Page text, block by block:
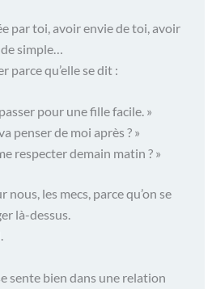
par toi, avoir envie de toi, avoir
simple…
parce qu’elle se dit :
pour une fille facile. »
penser de moi après ? »
respecter demain matin ? »
nous, les mecs, parce qu’on se
là-dessus.
sente bien dans une relation